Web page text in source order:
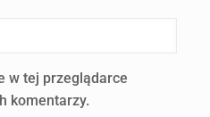
w tej przeglądarce
komentarzy.